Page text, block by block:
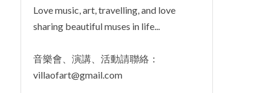
Love music, art, travelling, and love
sharing beautiful muses in life...
音樂會、演講、活動請聯絡：
villaofart@gmail.com